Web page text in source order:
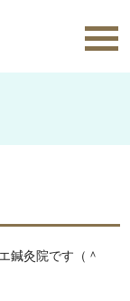
鍼灸院です（＾